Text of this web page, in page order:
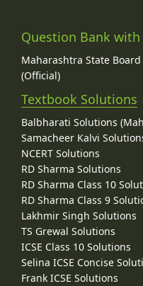
Question Bank
Maharashtra State
(Official)
Textbook Solutions
Balbharati Solutions
Samacheer Kalvi
NCERT Solutions
RD Sharma Solutions
RD Sharma Class 10
RD Sharma Class 9
Lakhmir Singh Solutions
TS Grewal Solutions
ICSE Class 10 Solutions
Selina ICSE Concise
Frank ICSE Solutions